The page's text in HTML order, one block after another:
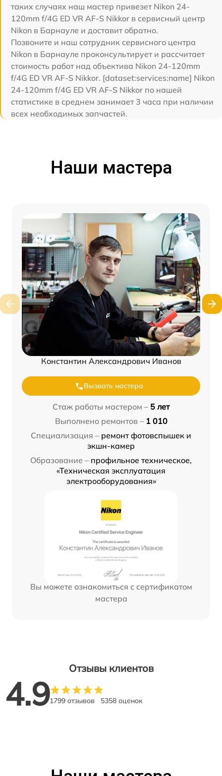
таких случаях наш мастер привезет Nikon 24-
120mm f/4G ED VR AF-S Nikkor в сервисный центр
Nikon в Барнауле и доставит обратно.
Позвоните и наш сотрудник сервисного центра
Nikon в Барнауле проконсультирует и рассчитает
стоимость работ над объектива Nikon 24-120mm
f/4G ED VR AF-S Nikkor. [dataset:services:name] Nikon
24-120mm f/4G ED VR AF-S Nikkor по нашей
статистике в среднем занимает 3 часа при наличии
всех необходимых запчастей.
Наши мастера
Константин Александрович Иванов
Вызвать мастера
Стаж работы мастером – 5 лет
Выполнено ремонтов – 1 010
Специализация – ремонт фотовспышек и
экшн-камер
Образование – профильное техническое,
«Техническая эксплуатация
электрооборудования»
Вы можете ознакомиться с сертификатом
мастера
Отзывы клиентов
4.91799 отзывов 5358 оценок